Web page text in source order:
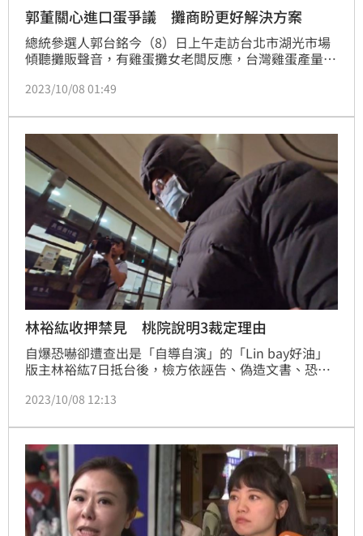
郭董關心進口蛋爭議 攤商盼更好解決方案
總統參選人郭台銘今（8）日上午走訪台北市湖光市場
傾聽攤販聲音，有雞蛋攤女老闆反應，台灣雞蛋產量本
「沒辦法」，郭台銘直言「農業部要改善」，他就是來
2023/10/08 01:49
林裕紘收押禁見 桃院說明3裁定理由
自爆恐嚇卻遭查出是「自導自演」的「Lin bay好油」
版主林裕紘7日抵台後，檢方依誣告、偽造文書、恐嚇
此說明法官裁定3項理由，包括「犯罪嫌疑重大」、
大危害、造成人心動盪不安」。
2023/10/08 12:13